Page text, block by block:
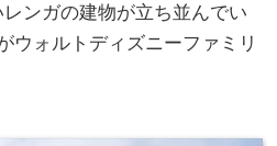
ンガの建物が立ち並んでい
ウォルトディズニーファミリ